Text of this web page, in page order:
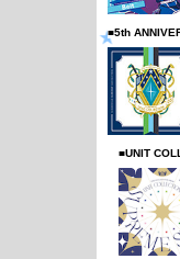
■5th
■UNIT